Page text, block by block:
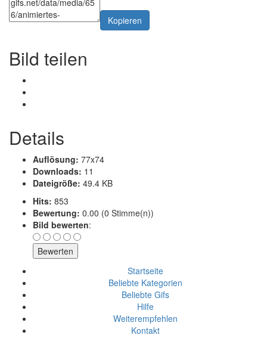
Kopieren
Bild teilen
Details
Auflösung: 77x74
Downloads: 11
Dateigröße: 49.4 KB
Hits: 853
Bewertung: 0.00 (0 Stimme(n))
Bild bewerten:
Startseite
Beliebte Kategorien
Beliebte Gifs
Hilfe
Weiterempfehlen
Kontakt